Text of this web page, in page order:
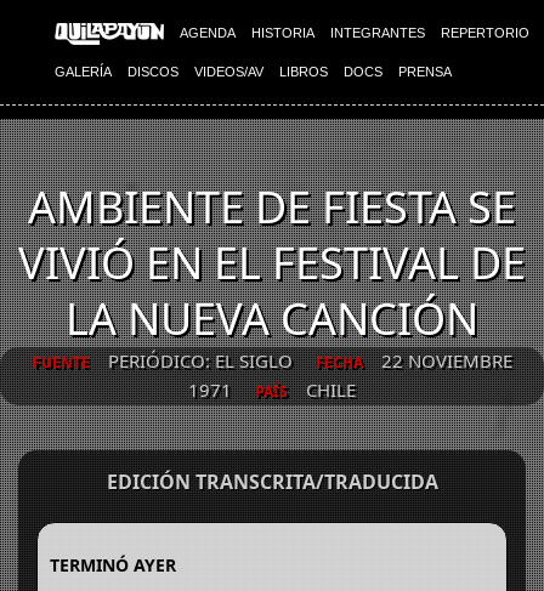
AGENDA HISTORIA INTEGRANTES REPERTORIO
GALERÍA DISCOS VIDEOS/AV LIBROS DOCS PRENSA
AMBIENTE DE FIESTA SE
VIVIÓ EN EL FESTIVAL DE
LA NUEVA CANCIÓN
FUENTE PERIÓDICO: EL SIGLO FECHA
22 NOVIEMBRE
1971
PAÍS CHILE
EDICIÓN TRANSCRITA/TRADUCIDA
TERMINÓ AYER